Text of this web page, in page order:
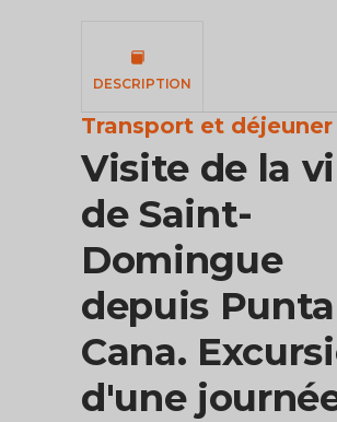
DESCRIPTION
Transport et
Visite de la
de Saint-
Domingue
depuis Punta
Cana.
d'une